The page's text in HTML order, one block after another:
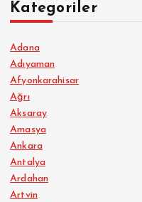
Kategoriler
Adana
Adıyaman
Afyonkarahisar
Ağrı
Aksaray
Amasya
Ankara
Antalya
Ardahan
Artvin